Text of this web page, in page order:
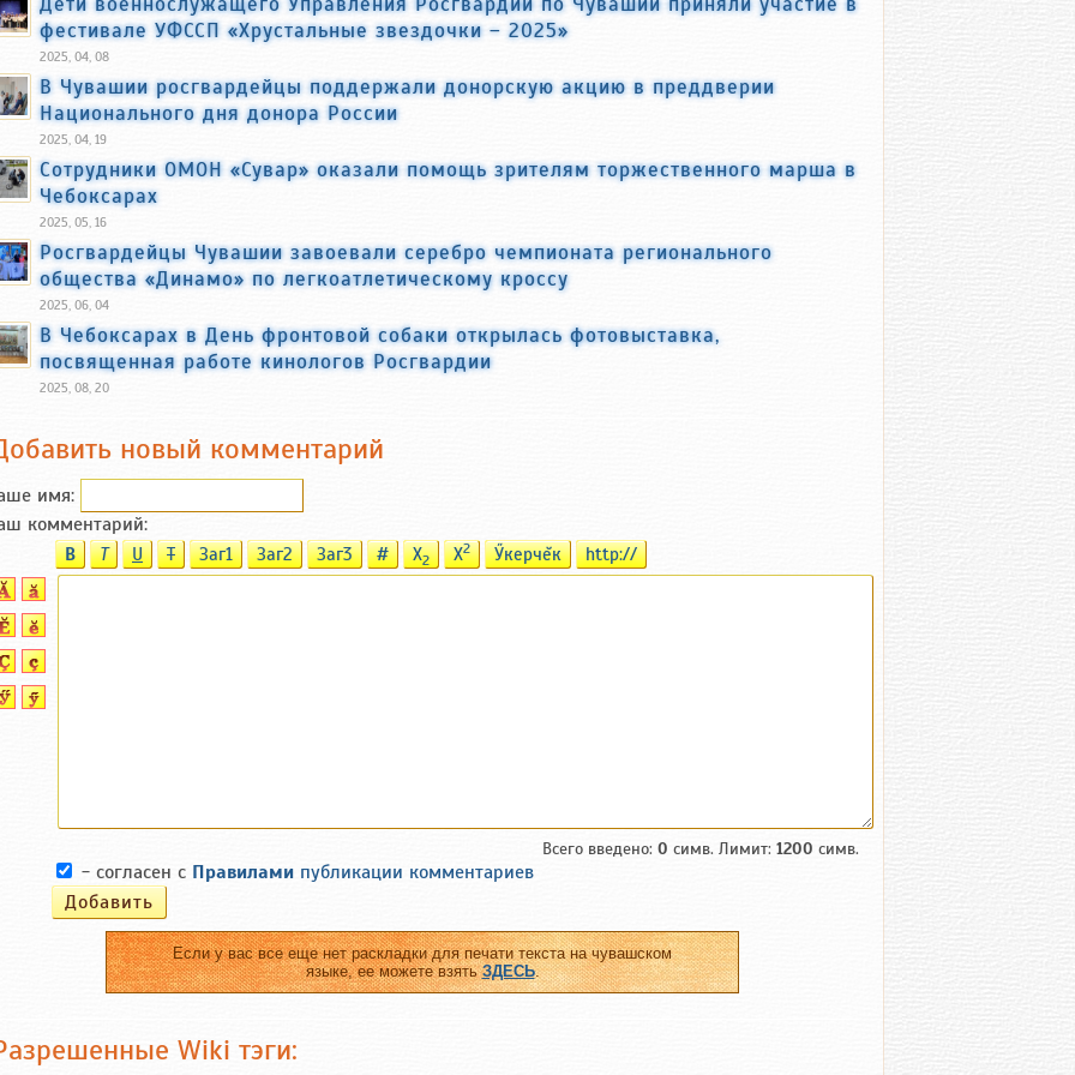
фестивале УФССП «Хрустальные звездочки – 2025»
2025, 04, 08
В Чувашии росгвардейцы поддержали донорскую акцию в преддверии
Национального дня донора России
2025, 04, 19
Cотрудники ОМОН «Сувар» оказали помощь зрителям торжественного марша в
Чебоксарах
2025, 05, 16
Росгвардейцы Чувашии завоевали серебро чемпионата регионального
общества «Динамо» по легкоатлетическому кроссу
2025, 06, 04
В Чебоксарах в День фронтовой собаки открылась фотовыставка,
посвященная работе кинологов Росгвардии
2025, 08, 20
новый комментарий
имя:
комментарий:
B T U T Заг1 Заг2 Заг3 # X2 X2 Ӳкерчĕк http://
Всего введено: 0 симв. Лимит: 1200 симв.
- согласен с Правилами публикации комментариев
Если у вас все еще нет раскладки для печати текста на чувашском
языке, ее можете взятьЗДЕСЬ.
Wiki тэги: